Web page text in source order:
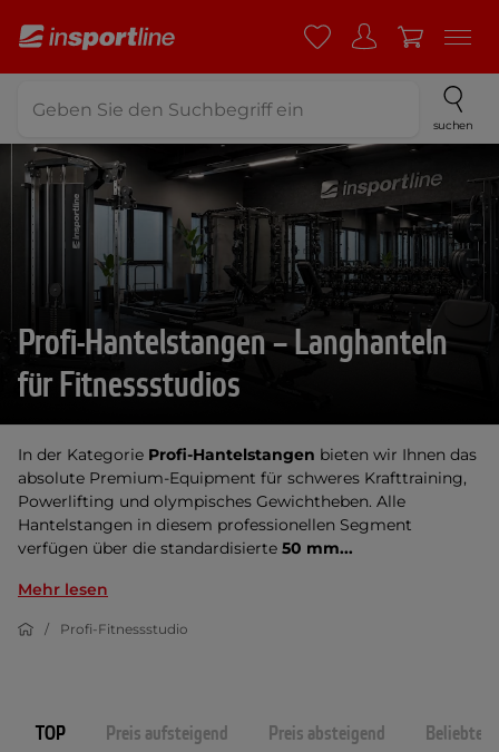
suchen
Profi-Hantelstangen – Langhanteln
für Fitnessstudios
In der Kategorie Profi-Hantelstangen bieten wir Ihnen das
absolute Premium-Equipment für schweres Krafttraining,
Powerlifting und olympisches Gewichtheben. Alle
Hantelstangen in diesem professionellen Segment
verfügen über die standardisierte 50 mm...
Mehr lesen
Profi-Fitnessstudio
TOP Preis aufsteigend Preis absteigend